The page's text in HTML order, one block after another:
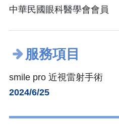
中華民國眼科醫學會會員
服務項目
smile pro 近視雷射手術
2024/6/25